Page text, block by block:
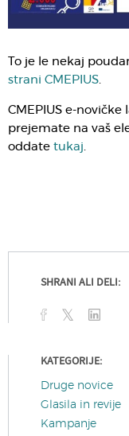
To je le nekaj
strani CMEPIUS
CMEPIUS e-
prejemate na vaš
oddate tukaj
SHRANI ALI DELI:
KATEGORIJE:
Druge novice
Glasila in revije
Kampanje